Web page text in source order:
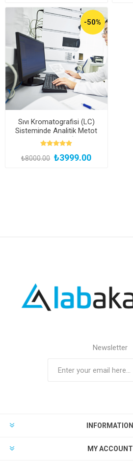
-50%
Sıvı Kromatografisi (LC)
Sisteminde Analitik Metot
Geliştirme Eğitimi (Kayıttan
Hemen İzle)
₺8000.00 ₺3999.00
Newsletter
INFORMATION
MY ACCOUNT